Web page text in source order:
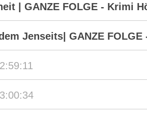
| GANZE FOLGE - Krimi
Jenseits| GANZE
2:59:11
3:00:34